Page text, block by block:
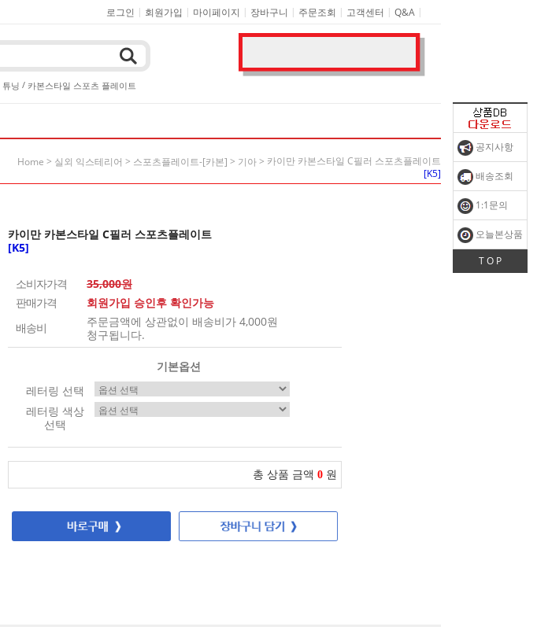
공지사항
배송조회
1:1문의
오늘본상품
T O P
로그인 | 회원가입 | 마이페이지 | 장바구니 | 주문조회 | 고객센터 | Q&A |
튜닝 / 카본스타일 스포츠 플레이트
Home > 실외 익스테리어 > 스포츠플레이트-[카본] > 기아> 카이만 카본스타일 C필러 스포츠플레이트
[K5]
카이만 카본스타일 C필러 스포츠플레이트
[K5]
소비자가격
35,000원
판매가격
회원가입 승인후 확인가능
배송비
주문금액에 상관없이 배송비가 4,000원
청구됩니다.
기본옵션
레터링 선택
레터링 색상
선택
총 상품 금액 0 원